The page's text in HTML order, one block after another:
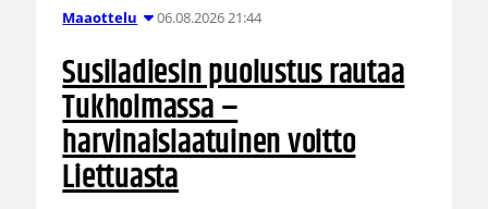
Maaottelu 06.08.2026 21:44
Susiladiesin puolustus rautaa
Tukholmassa –
harvinaislaatuinen voitto
Liettuasta